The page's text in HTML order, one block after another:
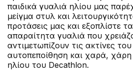
παιδικά γυαλιά ηλίου μας
μείγμα στυλ και
προτάσεις μας και εξοπλίστε
απαραίτητα γυαλιά που
αντιμετωπίζουν τις ακτίνες
αυτοπεποίθηση και χαρά, χάρη
ηλίου του Decathlon.